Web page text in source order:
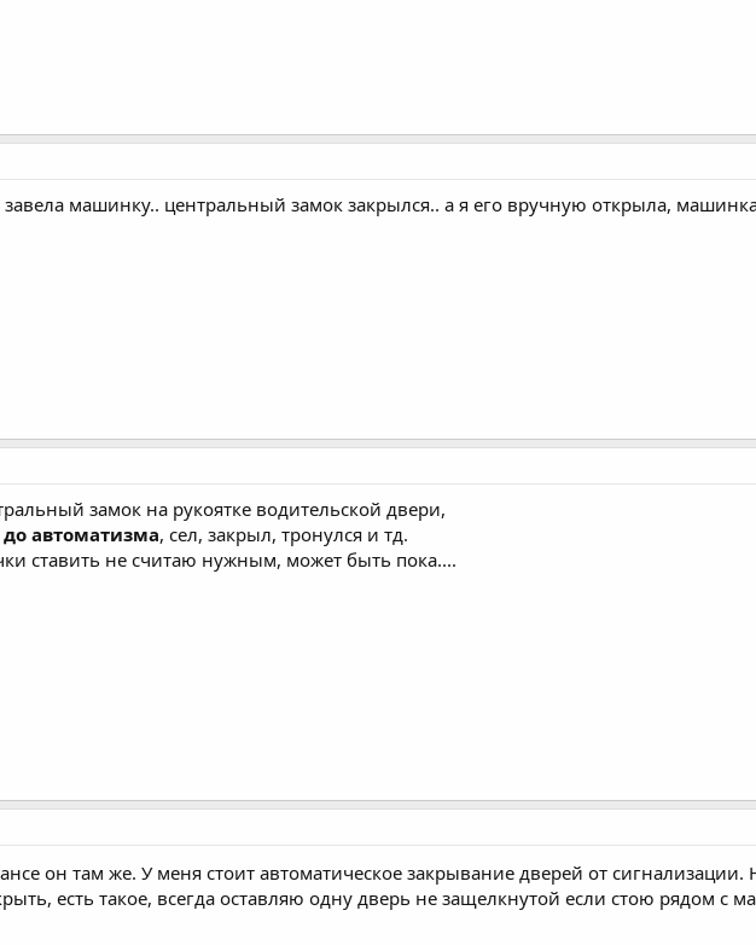
завела машинку.. центральный замок закрылся.. а я его вручную открыла,
замок на рукоятке водительской двери,
автоматизма, сел, закрыл, тронулся и тд.
ставить не считаю нужным, может быть пока....
он там же. У меня стоит автоматическое закрывание дверей от
есть такое, всегда оставляю одну дверь не защелкнутой если стою рядом